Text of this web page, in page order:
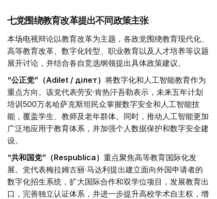
七党围绕教育改革提出不同政策主张
本场电视辩论以教育改革为主题，各政党围绕教育现代化、
高等教育改革、数字化转型、职业教育以及人才培养等议题
展开讨论，并结合各自竞选纲领提出具体政策建议。
“公正党”（Adilet / Әділет） 将数字化和人工智能教育作为
重点方向。该党代表劳安·肯热汗吾勒表示，未来五年计划
培训500万名哈萨克斯坦民众掌握数字安全和人工智能技
能，覆盖学生、教师及老年群体。同时，推动人工智能更加
广泛地应用于教育体系，并加强个人数据保护和数字安全建
设。
“共和国党”（Respublica） 重点聚焦高等教育国际化发
展。党代表梅拉姆古丽·马达利提出建立面向外国申请者的
数字化招生系统，扩大国际合作和双学位项目，发展教育出
口，完善独立认证体系，并进一步提升高校学术自主权，增